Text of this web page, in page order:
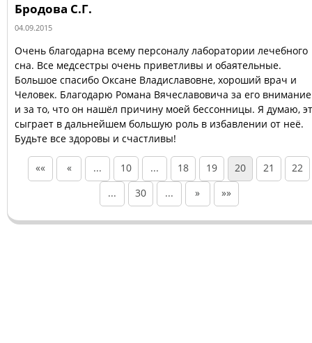
Бродова С.Г.
04.09.2015
Очень благодарна всему персоналу лаборатории лечебного
сна. Все медсестры очень приветливы и обаятельные.
Большое спасибо Оксане Владиславовне, хороший врач и
Человек. Благодарю Романа Вячеславовича за его внимание
и за то, что он нашёл причину моей бессонницы. Я думаю,
сыграет в дальнейшем большую роль в избавлении от неё.
Будьте все здоровы и счастливы!
«« « ... 10 ... 18 19 20 21
22
...
30 ... » »»